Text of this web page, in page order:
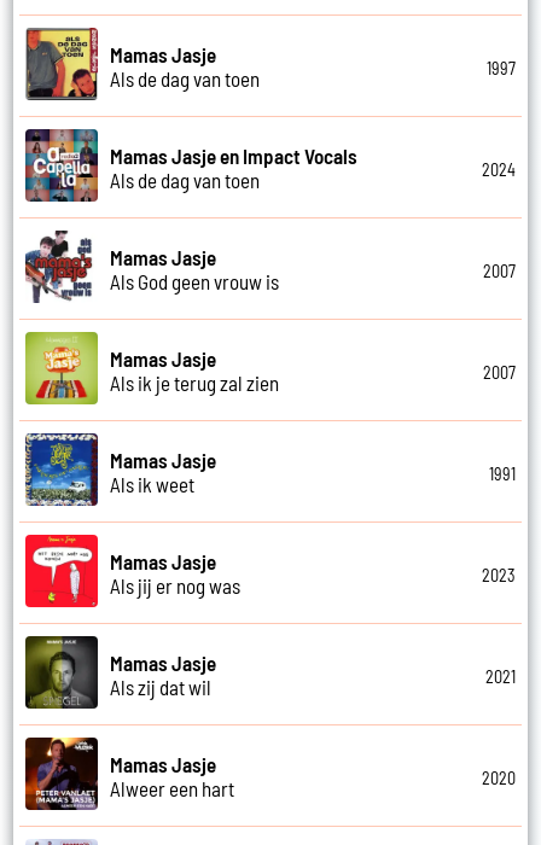
Mamas Jasje
Als de dag van toen
1997
Mamas Jasje en Impact Vocals
Als de dag van toen
2024
Mamas Jasje
Als God geen vrouw is
2007
Mamas Jasje
Als ik je terug zal zien
2007
Mamas Jasje
Als ik weet
1991
Mamas Jasje
Als jij er nog was
2023
Mamas Jasje
Als zij dat wil
2021
Mamas Jasje
Alweer een hart
2020